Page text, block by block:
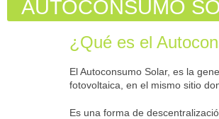
AUTOCONSUMO
¿Qué es el
El Autoconsumo Solar, es la
fotovoltaica, en el mismo sitio
Es una forma de